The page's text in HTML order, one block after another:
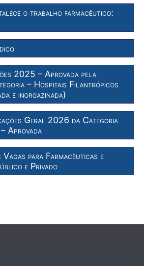
o trabalho farmacêutico:
2025 – Aprovada pela
– Hospitais Filantrópicos
e inorgazinada)
Geral 2026 da Categoria
Aprovada
para Farmacêuticas e
e Privado